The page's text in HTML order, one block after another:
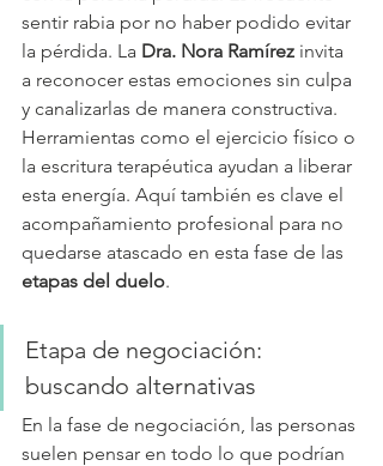
sentir rabia por no haber podido evitar
la pérdida. La Dra. Nora Ramírez invita
a reconocer estas emociones sin culpa
y canalizarlas de manera constructiva.
Herramientas como el ejercicio físico o
la escritura terapéutica ayudan a liberar
esta energía. Aquí también es clave el
acompañamiento profesional para no
quedarse atascado en esta fase de las
etapas del duelo.
Etapa de negociación:
buscando alternativas
En la fase de negociación, las personas
suelen pensar en todo lo que podrían